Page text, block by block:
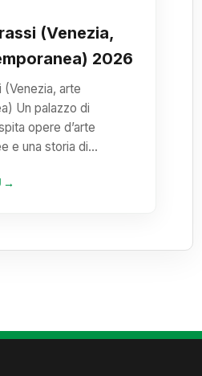
(Venezia,
2026
(Venezia, arte
Un palazzo di
opere d’arte
e una storia di…
→